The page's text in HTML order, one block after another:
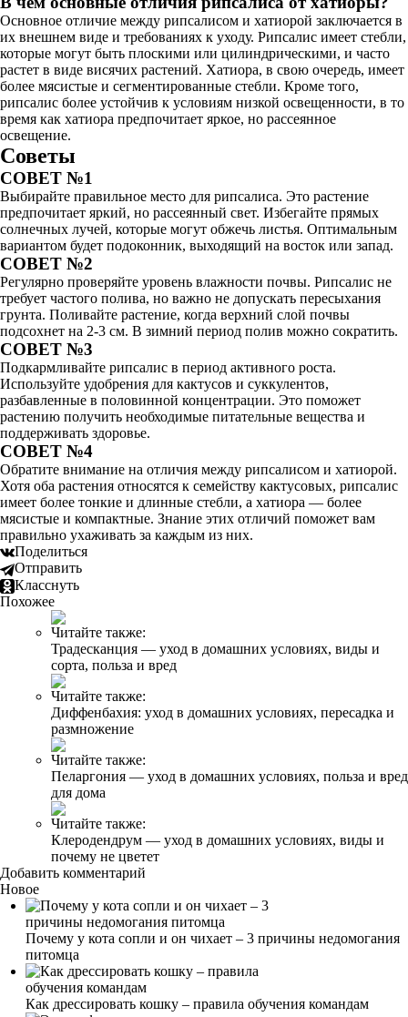
Основное отличие между рипсалисом и хатиорой заключается в
их внешнем виде и требованиях к уходу. Рипсалис имеет стебли,
которые могут быть плоскими или цилиндрическими, и часто
растет в виде висячих растений. Хатиора, в свою очередь, имеет
более мясистые и сегментированные стебли. Кроме того,
рипсалис более устойчив к условиям низкой освещенности, в то
время как хатиора предпочитает яркое, но рассеянное
освещение.
Советы
СОВЕТ №1
Выбирайте правильное место для рипсалиса. Это растение
предпочитает яркий, но рассеянный свет. Избегайте прямых
солнечных лучей, которые могут обжечь листья. Оптимальным
вариантом будет подоконник, выходящий на восток или запад.
СОВЕТ №2
Регулярно проверяйте уровень влажности почвы. Рипсалис не
требует частого полива, но важно не допускать пересыхания
грунта. Поливайте растение, когда верхний слой почвы
подсохнет на 2-3 см. В зимний период полив можно сократить.
СОВЕТ №3
Подкармливайте рипсалис в период активного роста.
Используйте удобрения для кактусов и суккулентов,
разбавленные в половинной концентрации. Это поможет
растению получить необходимые питательные вещества и
поддерживать здоровье.
СОВЕТ №4
Обратите внимание на отличия между рипсалисом и хатиорой.
Хотя оба растения относятся к семейству кактусовых, рипсалис
имеет более тонкие и длинные стебли, а хатиора — более
мясистые и компактные. Знание этих отличий поможет вам
правильно ухаживать за каждым из них.
Поделиться
Отправить
Класснуть
Похожее
Читайте также:
Традесканция — уход в домашних условиях, виды и
сорта, польза и вред
Читайте также:
Диффенбахия: уход в домашних условиях, пересадка и
размножение
Читайте также:
Пеларгония — уход в домашних условиях, польза и вред
для дома
Читайте также:
Клеродендрум — уход в домашних условиях, виды и
почему не цветет
Добавить комментарий
Новое
Почему у кота сопли и он чихает – 3 причины недомогания
питомца
Как дрессировать кошку – правила обучения командам